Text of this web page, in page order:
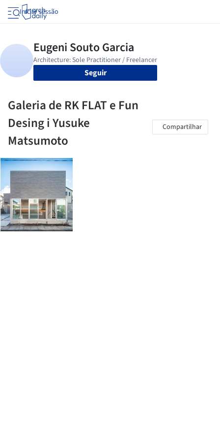
Iniciar sessão
Seguir
Galeria de RK FLAT e Fun
Desing i Yusuke
Matsumoto
Compartilhar